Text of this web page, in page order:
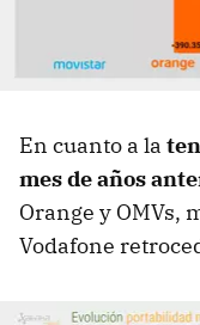
En cuanto a la
mes de años
Orange y OMVs,
Vodafone